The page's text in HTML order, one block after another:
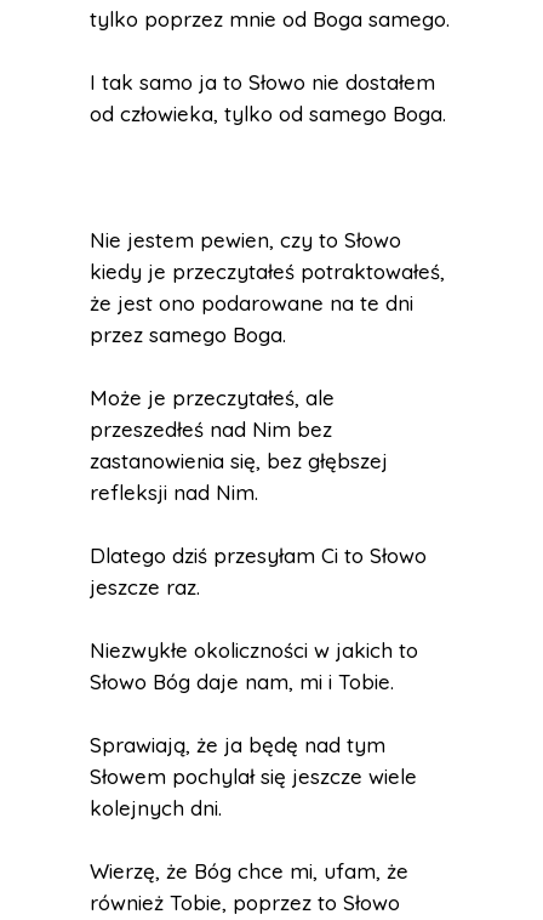
tylko poprzez mnie od Boga samego.
I tak samo ja to Słowo nie dostałem
od człowieka, tylko od samego Boga.
Nie jestem pewien, czy to Słowo
kiedy je przeczytałeś potraktowałeś,
że jest ono podarowane na te dni
przez samego Boga.
Może je przeczytałeś, ale
przeszedłeś nad Nim bez
zastanowienia się, bez głębszej
refleksji nad Nim.
Dlatego dziś przesyłam Ci to Słowo
jeszcze raz.
Niezwykłe okoliczności w jakich to
Słowo Bóg daje nam, mi i Tobie.
Sprawiają, że ja będę nad tym
Słowem pochylał się jeszcze wiele
kolejnych dni.
Wierzę, że Bóg chce mi, ufam, że
również Tobie, poprzez to Słowo